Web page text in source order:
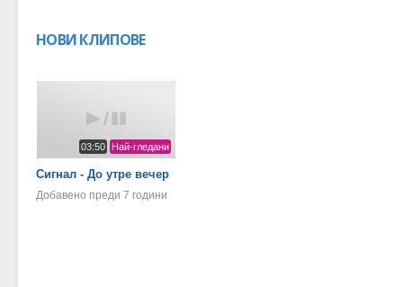
НОВИ КЛИПОВЕ
03:50 Най-гледани
Сигнал - До утре вечер
Добавено преди 7 години